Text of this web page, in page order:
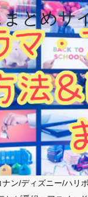
とめサ
ン/ディズニー/ハリ